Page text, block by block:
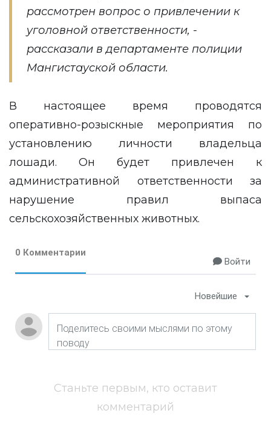
рассмотрен вопрос о привлечении к
уголовной ответственности, -
рассказали в департаменте полиции
Мангистауской области.
В настоящее время проводятся
оперативно-розыскные мероприятия по
установлению личности владельца
лошади. Он будет привлечен к
административной ответственности за
нарушение правил выпаса
сельскохозяйственных животных.
0 Комментарии
Войти
Новейшие
Станьте первым, кто оставит
комментарий